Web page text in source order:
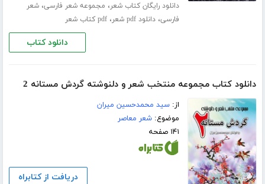
دانلود رایگان کتاب شعر، مجموعه شعر فارسی،شعر
فارسی،دانلود pdf شعر ،pdf کتاب شعر
دانلود کتاب
دانلود کتاب مجموعه منتخب شعر و دلنوشته گردش مستانه 2
از:سید محمدحسین میران
موضوع:شعر معاصر
۱۴۱ صفحه
دریافت از کتابراه